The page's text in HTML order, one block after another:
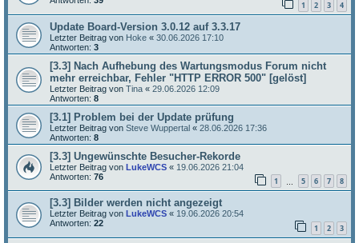
1 2 3 4
Update Board-Version 3.0.12 auf 3.3.17
Letzter Beitrag von Hoke « 30.06.2026 17:10
Antworten: 3
[3.3] Nach Aufhebung des Wartungsmodus Forum nicht
mehr erreichbar, Fehler "HTTP ERROR 500" [gelöst]
Letzter Beitrag von Tina « 29.06.2026 12:09
Antworten: 8
[3.1] Problem bei der Update prüfung
Letzter Beitrag von Steve Wuppertal « 28.06.2026 17:36
Antworten: 8
[3.3] Ungewünschte Besucher-Rekorde
Letzter Beitrag von LukeWCS « 19.06.2026 21:04
Antworten: 76 1 5 6 7 8
[3.3] Bilder werden nicht angezeigt
Letzter Beitrag von LukeWCS « 19.06.2026 20:54
Antworten: 22 1 2 3